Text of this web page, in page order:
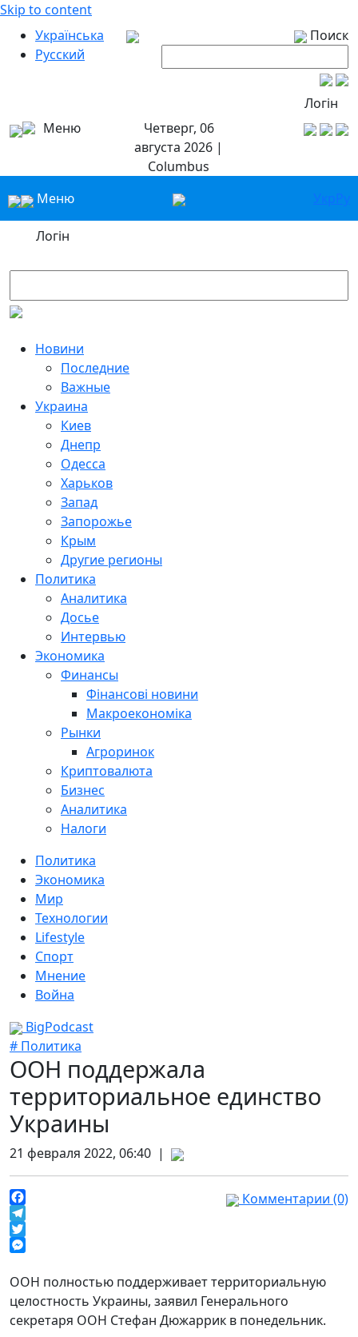
Skip to content
Українська
Русский
Поиск
Логін
Меню
Четверг, 06
августа 2026 |
Columbus
Меню
УкрРу
Логін
Новини
Последние
Важные
Украина
Киев
Днепр
Одесса
Харьков
Запад
Запорожье
Крым
Другие регионы
Политика
Аналитика
Досье
Интервью
Экономика
Финансы
Фінансові новини
Макроекономіка
Рынки
Агроринок
Криптовалюта
Бизнес
Аналитика
Налоги
Политика
Экономика
Мир
Технологии
Lifestyle
Спорт
Мнение
Война
BigPodcast
# Политика
ООН поддержала
территориальное единство
Украины
21 февраля 2022, 06:40 |
Facebook
Telegram
Twitter
Комментарии (0)
ООН полностью поддерживает территориальную
целостность Украины, заявил Генерального
секретаря ООН Стефан Дюжаррик в понедельник.